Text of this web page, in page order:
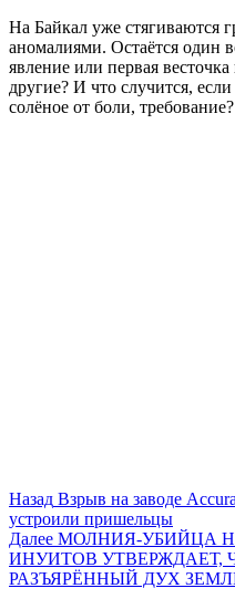
На Байкал уже стягиваются
аномалиями. Остаётся один
явление или первая
другие? И что случится,
солёное от боли, требование?
Post
navigation
Назад Взрыв на заводе
устроили пришельцы
Далее МОЛНИЯ-УБИЙЦА
ИНУИТОВ УТВЕРЖДАЕТ,
РАЗЪЯРЁННЫЙ ДУХ